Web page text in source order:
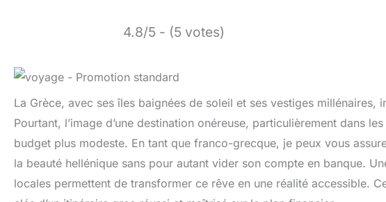
4.8/5 - (5 votes)
La Grèce, avec ses îles baignées de soleil et ses vestiges
Pourtant, l’image d’une destination onéreuse, particulièrement dans
budget plus modeste. En tant que franco-grecque, je peux vous
la beauté hellénique sans pour autant vider son compte en banque.
locales permettent de transformer ce rêve en une réalité accessible.